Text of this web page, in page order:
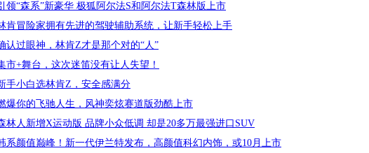
领“森系”新豪华 极狐阿尔法S和阿尔法T森林版上市
肯冒险家拥有先进的驾驶辅助系统，让新手轻松上手
认过眼神，林肯Z才是那个对的“人”
市+舞台，这次迷笛没有让人失望！
手小白选林肯Z，安全感满分
爆你的飞驰人生，风神奕炫赛道版劲酷上市
林人新增X运动版 品牌小众低调 却是20多万最强进口SUV
系颜值巅峰！新一代伊兰特发布，高颜值科幻内饰，或10月上市